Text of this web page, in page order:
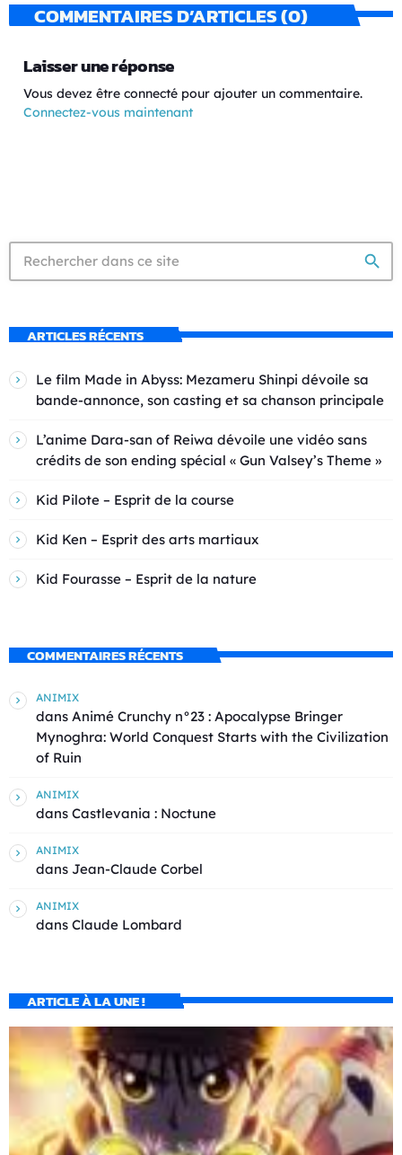
COMMENTAIRES D’ARTICLES (0)
Laisser une réponse
Vous devez être connecté pour ajouter un commentaire.
Connectez-vous maintenant
search
ARTICLES RÉCENTS
Le film Made in Abyss: Mezameru Shinpi dévoile sa
bande-annonce, son casting et sa chanson principale
L’anime Dara-san of Reiwa dévoile une vidéo sans
crédits de son ending spécial « Gun Valsey’s Theme »
Kid Pilote – Esprit de la course
Kid Ken – Esprit des arts martiaux
Kid Fourasse – Esprit de la nature
COMMENTAIRES RÉCENTS
ANIMIX
dans Animé Crunchy n°23 : Apocalypse Bringer
Mynoghra: World Conquest Starts with the Civilization
of Ruin
ANIMIX
dans Castlevania : Noctune
ANIMIX
dans Jean-Claude Corbel
ANIMIX
dans Claude Lombard
ARTICLE À LA UNE !